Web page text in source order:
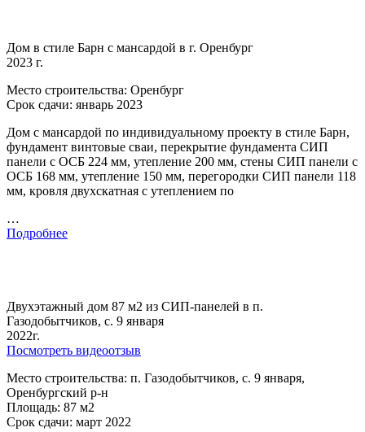
Дом в стиле Барн с мансардой в г. Оренбург
2023 г.
Место строительства: Оренбург
Срок сдачи: январь 2023
Дом с мансардой по индивидуальному проекту в стиле Барн,
фундамент винтовые сваи, перекрытие фундамента СИП
панели с ОСБ 224 мм, утепление 200 мм, стены СИП панели с
ОСБ 168 мм, утепление 150 мм, перегородки СИП панели 118
мм, кровля двухскатная с утеплением по
…
Подробнее
Двухэтажный дом 87 м2 из СИП-панелей в п.
Газодобытчиков, с. 9 января
2022г.
Посмотреть видеоотзыв
Место строительства: п. Газодобытчиков, с. 9 января,
Оренбургский р-н
Площадь: 87 м2
Срок сдачи: март 2022